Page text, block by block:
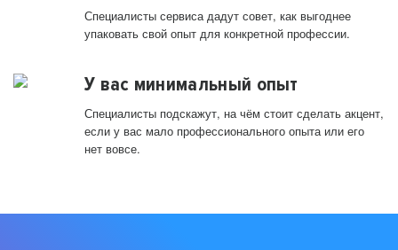
Специалисты сервиса дадут совет, как выгоднее
упаковать свой опыт для конкретной профессии.
У вас минимальный опыт
Специалисты подскажут, на чём стоит сделать акцент,
если у вас мало профессионального опыта или его
нет вовсе.